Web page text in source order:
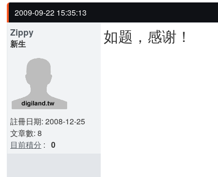
2009-09-22 15:35:13
Zippy
新生
註冊日期: 2008-12-25
文章數: 8
目前積分 : 0
如题，感谢！